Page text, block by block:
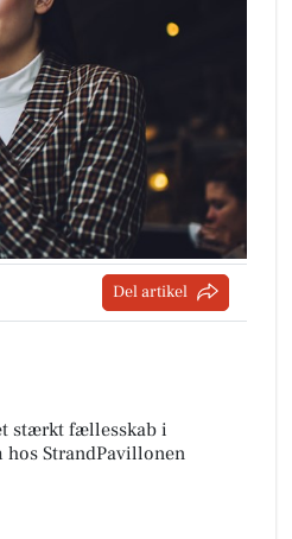
Del artikel
stærkt fællesskab i
hos StrandPavillonen